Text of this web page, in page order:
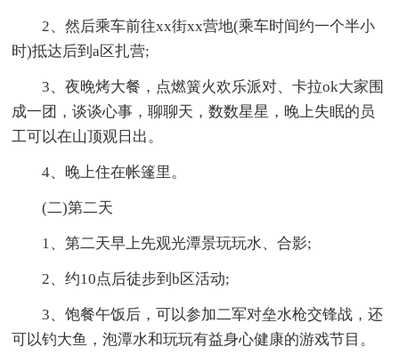
2、然后乘车前往xx街xx营地(乘车时间约一个半小
时)抵达后到a区扎营;
3、夜晚烤大餐，点燃簧火欢乐派对、卡拉ok大家围
成一团，谈谈心事，聊聊天，数数星星，晚上失眠的员
工可以在山顶观日出。
4、晚上住在帐篷里。
(二)第二天
1、第二天早上先观光潭景玩玩水、合影;
2、约10点后徒步到b区活动;
3、饱餐午饭后，可以参加二军对垒水枪交锋战，还
可以钓大鱼，泡潭水和玩玩有益身心健康的游戏节目。